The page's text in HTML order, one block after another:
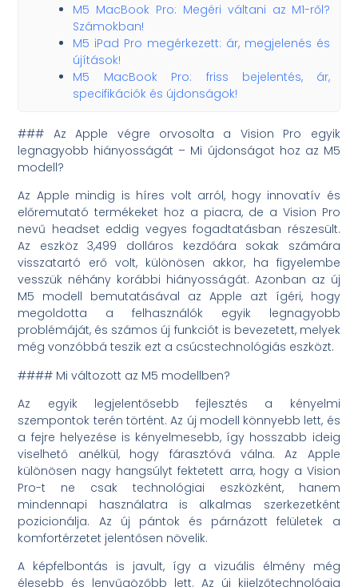
M5 MacBook Pro: Megéri váltani az M1-ről?
Számokban!
M5 iPad Pro megérkezett: ár, megjelenés és
újítások!
M5 MacBook Pro: friss bejelentés, ár,
specifikációk és újdonságok!
### Az Apple végre orvosolta a Vision Pro egyik
legnagyobb hiányosságát – Mi újdonságot hoz az M5
modell?
Az Apple mindig is híres volt arról, hogy innovatív és
előremutató termékeket hoz a piacra, de a Vision Pro
nevű headset eddig vegyes fogadtatásban részesült.
Az eszköz 3,499 dolláros kezdőára sokak számára
visszatartó erő volt, különösen akkor, ha figyelembe
vesszük néhány korábbi hiányosságát. Azonban az új
M5 modell bemutatásával az Apple azt ígéri, hogy
megoldotta a felhasználók egyik legnagyobb
problémáját, és számos új funkciót is bevezetett, melyek
még vonzóbbá teszik ezt a csúcstechnológiás eszközt.
#### Mi változott az M5 modellben?
Az egyik legjelentősebb fejlesztés a kényelmi
szempontok terén történt. Az új modell könnyebb lett, és
a fejre helyezése is kényelmesebb, így hosszabb ideig
viselhető anélkül, hogy fárasztóvá válna. Az Apple
különösen nagy hangsúlyt fektetett arra, hogy a Vision
Pro-t ne csak technológiai eszközként, hanem
mindennapi használatra is alkalmas szerkezetként
pozicionálja. Az új pántok és párnázott felületek a
komfortérzetet jelentősen növelik.
A képfelbontás is javult, így a vizuális élmény még
élesebb és lenyűgözőbb lett. Az új kijelzőtechnológia